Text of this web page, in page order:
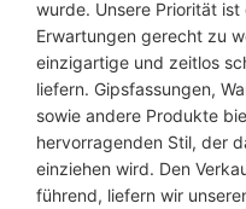
wurde. Unsere Priorität ist
Erwartungen gerecht zu
einzigartige und zeitlos
liefern. Gipsfassungen,
sowie andere Produkte
hervorragenden Stil, der
einziehen wird. Den
führend, liefern wir